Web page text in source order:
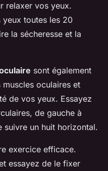
relaxer vos yeux.
toutes les 20
la sécheresse et la
sont également
oculaires et
de vos yeux. Essayez
de gauche à
suivre un huit horizontal.
exercice efficace.
essayez de le fixer